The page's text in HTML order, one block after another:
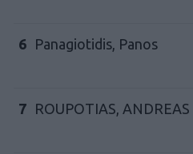
6 Panagiotidis, Panos
7 ROUPOTIAS, ANDREAS